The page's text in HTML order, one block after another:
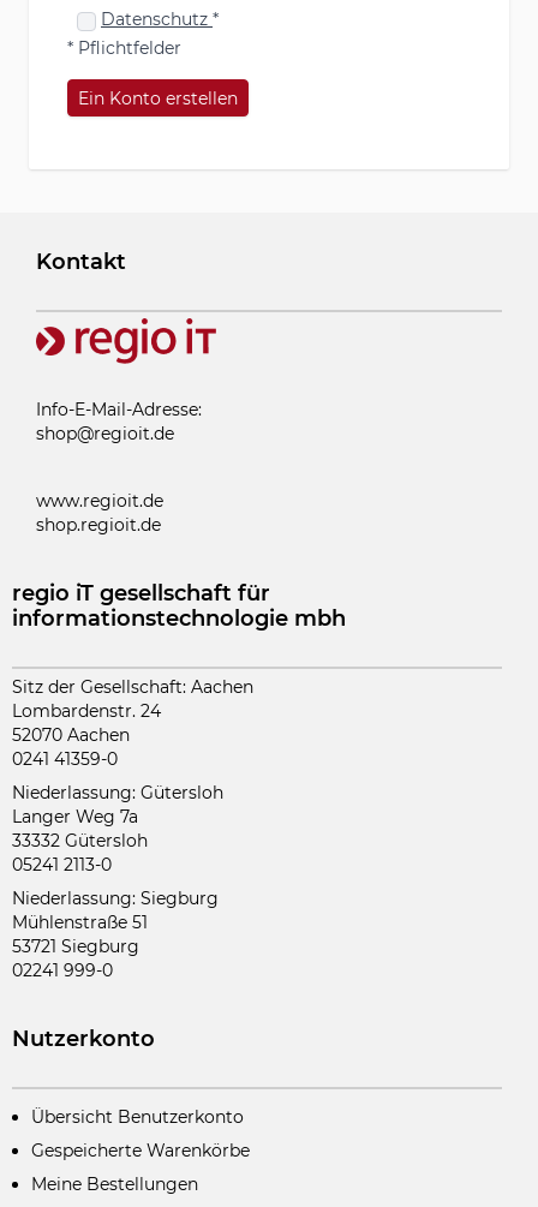
Datenschutz
* Pflichtfelder
Ein Konto erstellen
Kontakt
Info-E-Mail-Adresse:
shop@regioit.de
www.regioit.de
shop.regioit.de
regio iT gesellschaft für
informationstechnologie mbh
Sitz der Gesellschaft: Aachen
Lombardenstr. 24
52070 Aachen
0241 41359-0
Niederlassung: Gütersloh
Langer Weg 7a
33332 Gütersloh
05241 2113-0
Niederlassung: Siegburg
Mühlenstraße 51
53721 Siegburg
02241 999-0
Nutzerkonto
Übersicht Benutzerkonto
Gespeicherte Warenkörbe
Meine Bestellungen